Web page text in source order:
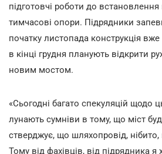
підготовчі роботи до встановлення
тимчасові опори. Підрядники
початку листопада конструкція
в кінці грудня планують відкрити
новим мостом.
«Сьогодні багато спекуляцій щодо
лунають сумніви в тому, що міст
стверджує, що шляхопровід,
Тому від фахівців, від підрядника я